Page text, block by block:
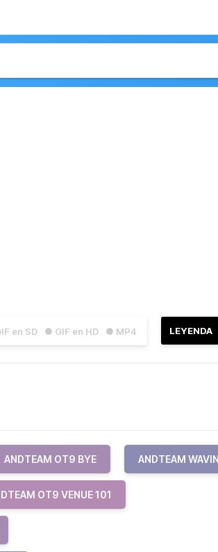
en SD ● GIF en HD ● MP4 LEYENDA
ANDTEAM OT9 BYE ANDTEAM
OT9 VENUE 101